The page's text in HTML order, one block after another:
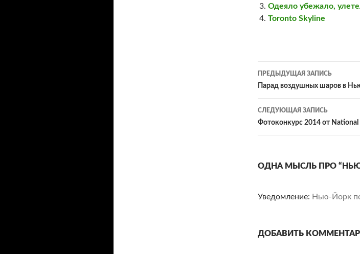
Одеяло убежало,
Toronto Skyline
Навигация
по
записям
ПРЕДЫДУЩАЯ ЗАПИСЬ
Парад воздушных шаров в
СЛЕДУЮЩАЯ ЗАПИСЬ
Фотоконкурс 2014 от National
ОДНА МЫСЛЬ ПРО
Уведомление: Нью-Йорк
ДОБАВИТЬ